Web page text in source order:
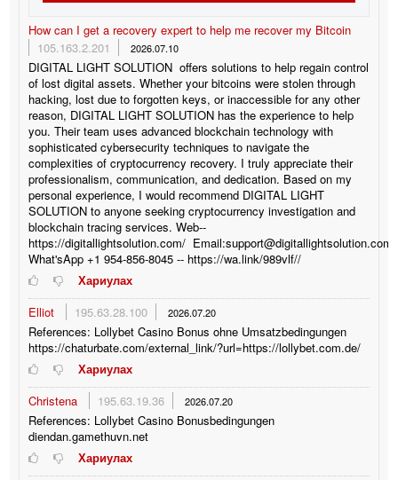
How can I get a recovery expert to help me recover my Bitcoin
105.163.2.201
2026.07.10
DIGITAL LIGHT SOLUTION offers solutions to help regain control
of lost digital assets. Whether your bitcoins were stolen through
hacking, lost due to forgotten keys, or inaccessible for any other
reason, DIGITAL LIGHT SOLUTION has the experience to help
you. Their team uses advanced blockchain technology with
sophisticated cybersecurity techniques to navigate the
complexities of cryptocurrency recovery. I truly appreciate their
professionalism, communication, and dedication. Based on my
personal experience, I would recommend DIGITAL LIGHT
SOLUTION to anyone seeking cryptocurrency investigation and
blockchain tracing services. Web--
https://digitallightsolution.com/ Email:support@digitallightsolution.com/
What'sApp +1 954-856-8045 -- https://wa.link/989vlf//
Хариулах
Elliot
195.63.28.100 2026.07.20
References: Lollybet Casino Bonus ohne Umsatzbedingungen
https://chaturbate.com/external_link/?url=https://lollybet.com.de/
Хариулах
Christena
195.63.19.36 2026.07.20
References: Lollybet Casino Bonusbedingungen
diendan.gamethuvn.net
Хариулах